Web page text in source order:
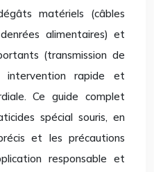
matériels (câbles
alimentaires) et
(transmission de
intervention rapide et
Ce guide complet
spécial souris, en
et les précautions
responsable et